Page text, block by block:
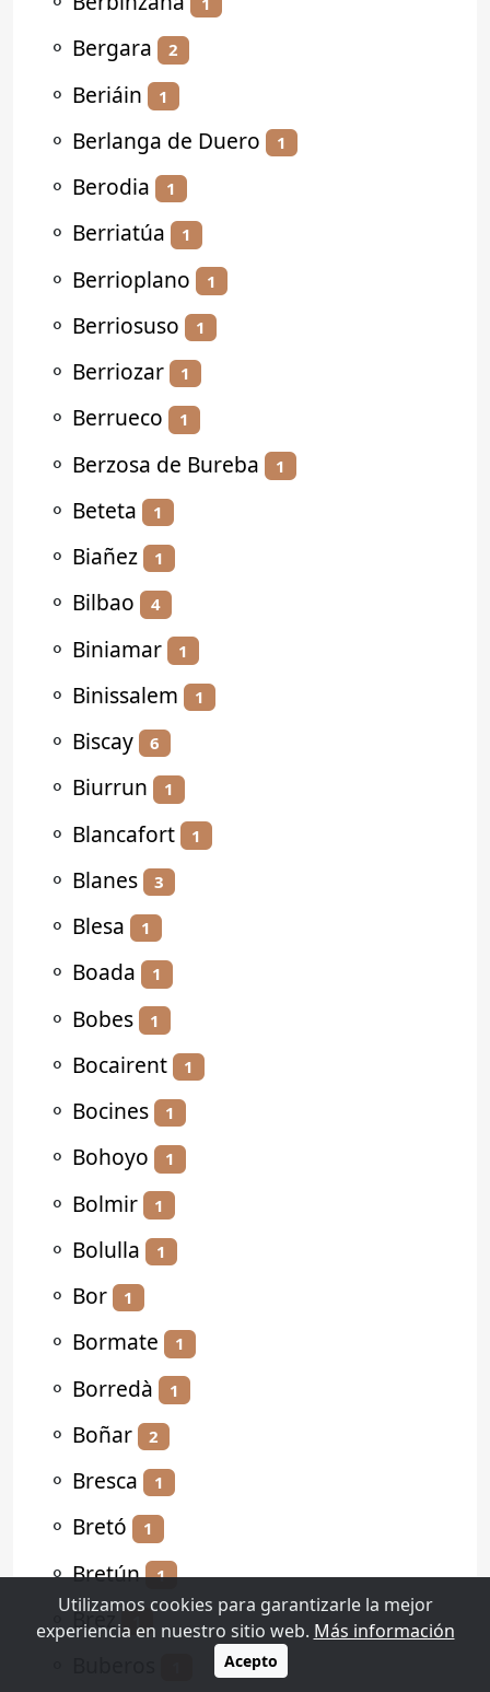
⚬ Bergara 2
⚬ Beriáin 1
⚬ Berlanga de Duero 1
⚬ Berodia 1
⚬ Berriatúa 1
⚬ Berrioplano 1
⚬ Berriosuso 1
⚬ Berriozar 1
⚬ Berrueco 1
⚬ Berzosa de Bureba 1
⚬ Beteta 1
⚬ Biañez 1
⚬ Bilbao 4
⚬ Biniamar 1
⚬ Binissalem 1
⚬ Biscay 6
⚬ Biurrun 1
⚬ Blancafort 1
⚬ Blanes 3
⚬ Blesa 1
⚬ Boada 1
⚬ Bobes 1
⚬ Bocairent 1
⚬ Bocines 1
⚬ Bohoyo 1
⚬ Bolmir 1
⚬ Bolulla 1
⚬ Bor 1
⚬ Bormate 1
⚬ Borredà 1
⚬ Boñar 2
⚬ Bresca 1
⚬ Bretó 1
⚬Bretún 1
⚬Brez
Utilizamos cookies para garantizarle la mejor
experiencia en nuestro sitio web. Más información
Acepto